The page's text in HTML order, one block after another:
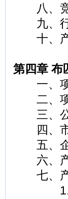
八、竞
九、行
十、产
第四章 布
一、项
二、项
三、公
四、市
五、企
六、产
七、产
1.在建